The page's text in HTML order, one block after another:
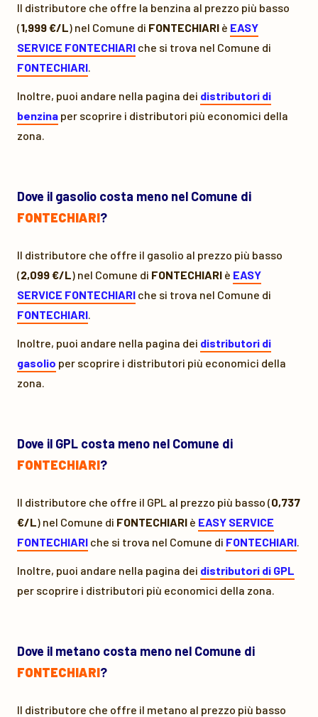
Il distributore che offre la benzina al prezzo più basso
(1,999 €/L) nel Comune di FONTECHIARI è EASY
SERVICE FONTECHIARI che si trova nel Comune di
FONTECHIARI.
Inoltre, puoi andare nella pagina dei distributori di
benzina per scoprire i distributori più economici della
zona.
Dove il gasolio costa meno nel Comune di
FONTECHIARI?
Il distributore che offre il gasolio al prezzo più basso
(2,099 €/L) nel Comune di FONTECHIARI è EASY
SERVICE FONTECHIARI che si trova nel Comune di
FONTECHIARI.
Inoltre, puoi andare nella pagina dei distributori di
gasolio per scoprire i distributori più economici della
zona.
Dove il GPL costa meno nel Comune di
FONTECHIARI?
Il distributore che offre il GPL al prezzo più basso (0,737
€/L) nel Comune di FONTECHIARI è EASY SERVICE
FONTECHIARI che si trova nel Comune di FONTECHIARI.
Inoltre, puoi andare nella pagina dei distributori di GPL
per scoprire i distributori più economici della zona.
Dove il metano costa meno nel Comune di
FONTECHIARI?
Il distributore che offre il metano al prezzo più basso